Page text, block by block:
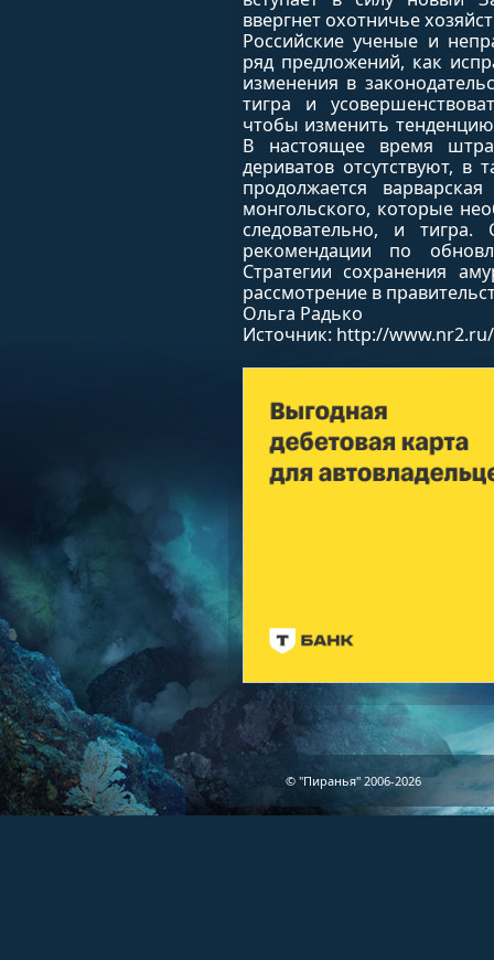
ввергнет охотничье
Российские ученые и
ряд предложений, как
изменения в
тигра и
чтобы изменить
В настоящее время
дериватов отсутствуют, в
продолжается
монгольского, которые
следовательно, и
рекомендации по
Стратегии сохранения
рассмотрение в
Ольга Радько
Источник: http://www.nr2.ru/
© "Пиранья" 2006-2026